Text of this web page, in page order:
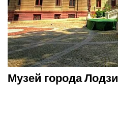
Музей города Лодзи